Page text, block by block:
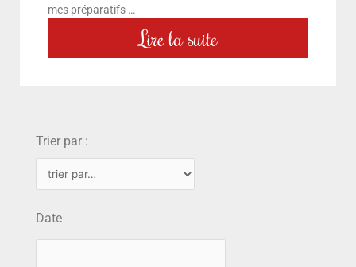
mes préparatifs …
Lire la suite
Trier par :
Date